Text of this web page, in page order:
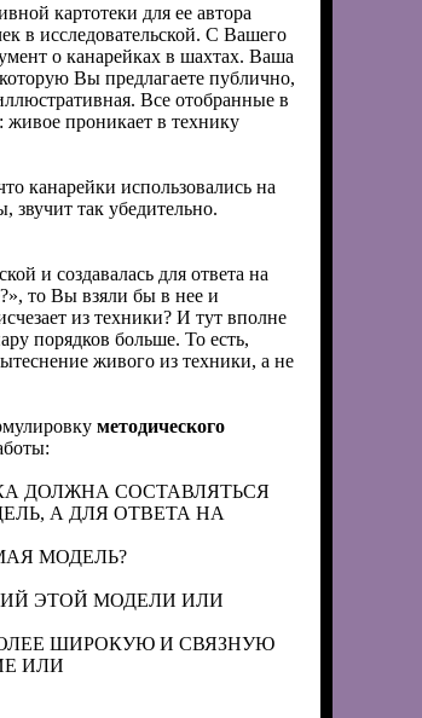
картотеки для ее автора
в исследовательской. С Вашего
о канарейках в шахтах. Ваша
Вы предлагаете публично,
Все отобранные в
проникает в технику
канарейки использовались на
звучит так убедительно.
и создавалась для ответа на
то Вы взяли бы в нее и
из техники? И тут вполне
порядков больше. То есть,
живого из техники, а не
методического
ДОЛЖНА СОСТАВЛЯТЬСЯ
А ДЛЯ ОТВЕТА НА
МОДЕЛЬ?
ЭТОЙ МОДЕЛИ ИЛИ
ШИРОКУЮ И СВЯЗНУЮ
ИЛИ